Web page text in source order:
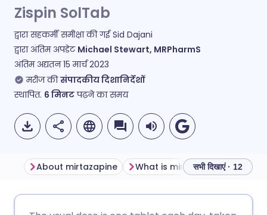
Zispin SolTab
द्वारा सहकर्मी समीक्षा की गईSid Dajani
द्वारा अंतिम अपडेट Michael Stewart, MRPharmS
अंतिम अद्यतन15 मार्च 2023
मरीज की संपादकीय दिशानिर्देशों
स्थापित. 6 मिनटपढ़ने का समय
🇩🇪 Deutsch
About mirtazapine What is mirtazapine used for?
सभी दिखाएं · 12